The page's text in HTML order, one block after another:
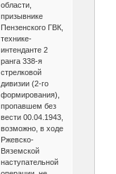
области,
призывнике
Пензенского ГВК,
технике-
интенданте 2
ранга 338-я
стрелковой
дивизии (2-го
формирования),
пропавшем без
вести 00.04.1943,
возможно, в ходе
Ржевско-
Вяземской
наступательной